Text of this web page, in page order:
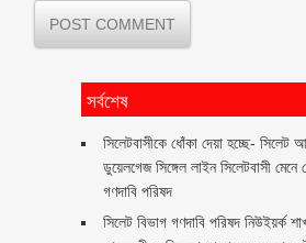
সর্বশেষ
‎সিলেটবাসীকে ধোঁকা দেয়া হচ্ছে- সিলেট
ডুয়েলগেজ সিঙ্গেল লাইন সিলেটবাসী মেনে
গণদাবি পরিষদ
সিলেট বিভাগ গণদাবি পরিষদ নিউইয়র্ক